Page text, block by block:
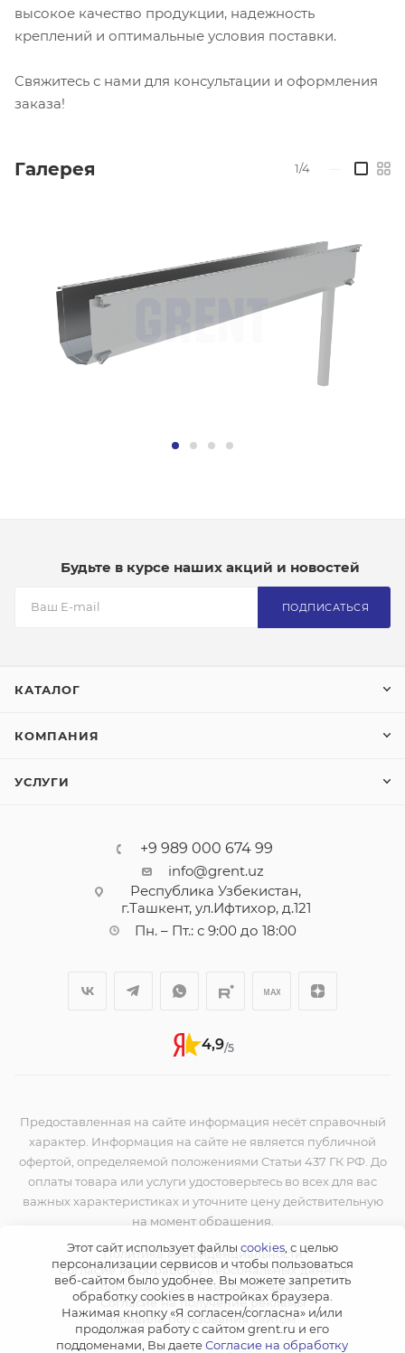
высокое качество продукции, надежность
креплений и оптимальные условия поставки.
Свяжитесь с нами для консультации и оформления
заказа!
Галерея 1/4
Будьте в курсе наших акций и новостей
ПОДПИСАТЬСЯ
КАТАЛОГ
КОМПАНИЯ
УСЛУГИ
+9 989 000 674 99
info@grent.uz
Республика Узбекистан,
г.Ташкент, ул.Ифтихор, д.121
Пн. – Пт.: с 9:00 до 18:00
4,9/5
Предоставленная на сайте информация несёт справочный
характер. Информация на сайте не является публичной
офертой, определяемой положениями Статьи 437 ГК РФ. До
оплаты товара или услуги удостоверьтесь во всех для вас
важных характеристиках и уточните цену действительную
на момент обращения.
Политика конфиденциальности
Согласие на обработку персональных данных
Политика обработки cookie-файлов
Согласие на получение рекламы
Правила пользования сайтом
Этот сайт использует файлы cookies, с целью
персонализации сервисов и чтобы пользоваться
веб-сайтом было удобнее. Вы можете запретить
обработку сookies в настройках браузера.
Нажимая кнопку «Я согласен/согласна» и/или
продолжая работу с сайтом grent.ru и его
поддоменами, Вы даетеСогласие на обработку